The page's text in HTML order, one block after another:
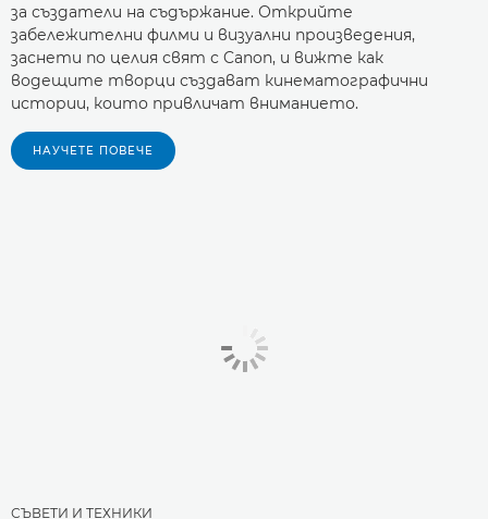
за създатели на съдържание. Открийте
забележителни филми и визуални произведения,
заснети по целия свят с Canon, и вижте как
водещите творци създават кинематографични
истории, които привличат вниманието.
НАУЧЕТЕ ПОВЕЧЕ
СЪВЕТИ И ТЕХНИКИ